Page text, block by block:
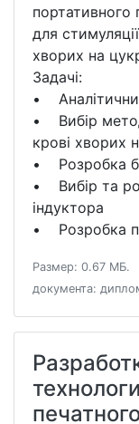
портативного
для
хворих на
Задачі:
•
• Вибір
крові хворих
• Розробка
• Вибір та
індуктора
• Розробка
Размер: 0.67 МБ.
документа: